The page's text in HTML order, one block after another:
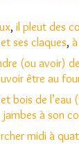
, il pleut des
ses claques,
(ou avoir)
être au
bois de l’eau
à son
midi à